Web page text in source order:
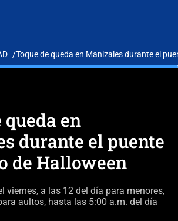
Toque de queda en Manizales durante el
queda en
durante el puente
de Halloween
viernes, a las 12 del día para menores,
aultos, hasta las 5:00 a.m. del día